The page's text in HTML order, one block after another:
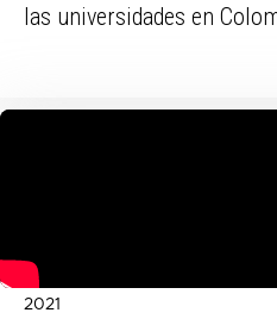
las universidades en
2021